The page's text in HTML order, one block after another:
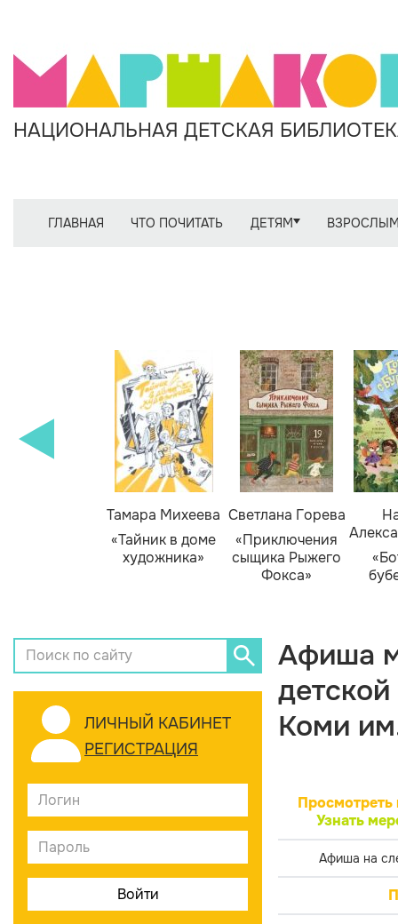
НАЦИОНАЛЬНАЯ ДЕТСКАЯ
ГЛАВНАЯ ЧТО ПОЧИТАТЬ ДЕТЯМ
Тамара Михеева
«Тайник в доме
художника»
Светлана Горева
«Приключения
сыщика Рыжего
Фокса»
ЛИЧНЫЙ КАБИНЕТ
РЕГИСТРАЦИЯ
Афиша
Коми
Просмотреть
Узнать
Афиша на